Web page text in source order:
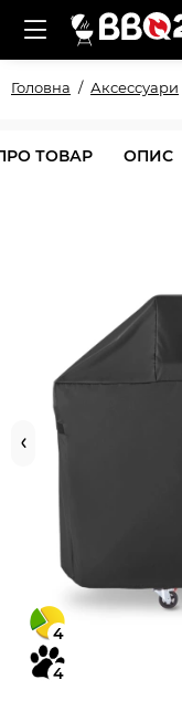
Головна Аксессуари
ТОВАР ОПИС
4
4